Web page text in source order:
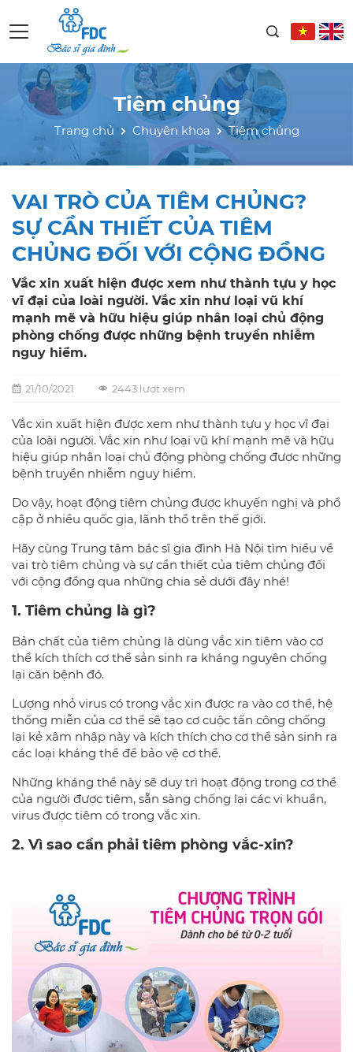
Tiêm chủng
Trang chủ Chuyên khoa Tiêm chủng
VAI TRÒ CỦA TIÊM CHỦNG?
SỰ CẦN THIẾT CỦA TIÊM
CHỦNG ĐỐI VỚI CỘNG ĐỒNG
Vắc xin xuất hiện được xem như thành tựu y học
vĩ đại của loài người. Vắc xin như loại vũ khí
mạnh mẽ và hữu hiệu giúp nhân loại chủ động
phòng chống được những bệnh truyền nhiễm
nguy hiểm.
21/10/2021 2443 lượt xem
Vắc xin xuất hiện được xem như thành tựu y học vĩ đại
của loài người. Vắc xin như loại vũ khí mạnh mẽ và hữu
hiệu giúp nhân loại chủ động phòng chống được những
bệnh truyền nhiễm nguy hiểm.
Do vậy, hoạt động tiêm chủng được khuyến nghị và phổ
cập ở nhiều quốc gia, lãnh thổ trên thế giới.
Hãy cùng Trung tâm bác sĩ gia đình Hà Nội tìm hiểu về
vai trò tiêm chủng và sự cần thiết của tiêm chủng đối
với cộng đồng qua những chia sẻ dưới đây nhé!
1. Tiêm chủng là gì?
Bản chất của tiêm chủng là dùng vắc xin tiêm vào cơ
thể kích thích cơ thể sản sinh ra kháng nguyên chống
lại căn bệnh đó.
Lượng nhỏ virus có trong vắc xin được ra vào cơ thể, hệ
thống miễn của cơ thể sẽ tạo cơ cuộc tấn công chống
lại kẻ xâm nhập này và kích thích cho cơ thể sản sinh ra
các loại kháng thể để bảo vệ cơ thể.
Những kháng thể này sẽ duy trì hoạt động trong cơ thể
của người được tiêm, sẵn sàng chống lại các vi khuẩn,
virus được tiêm có trong vắc xin.
2. Vì sao cần phải tiêm phòng vắc-xin?